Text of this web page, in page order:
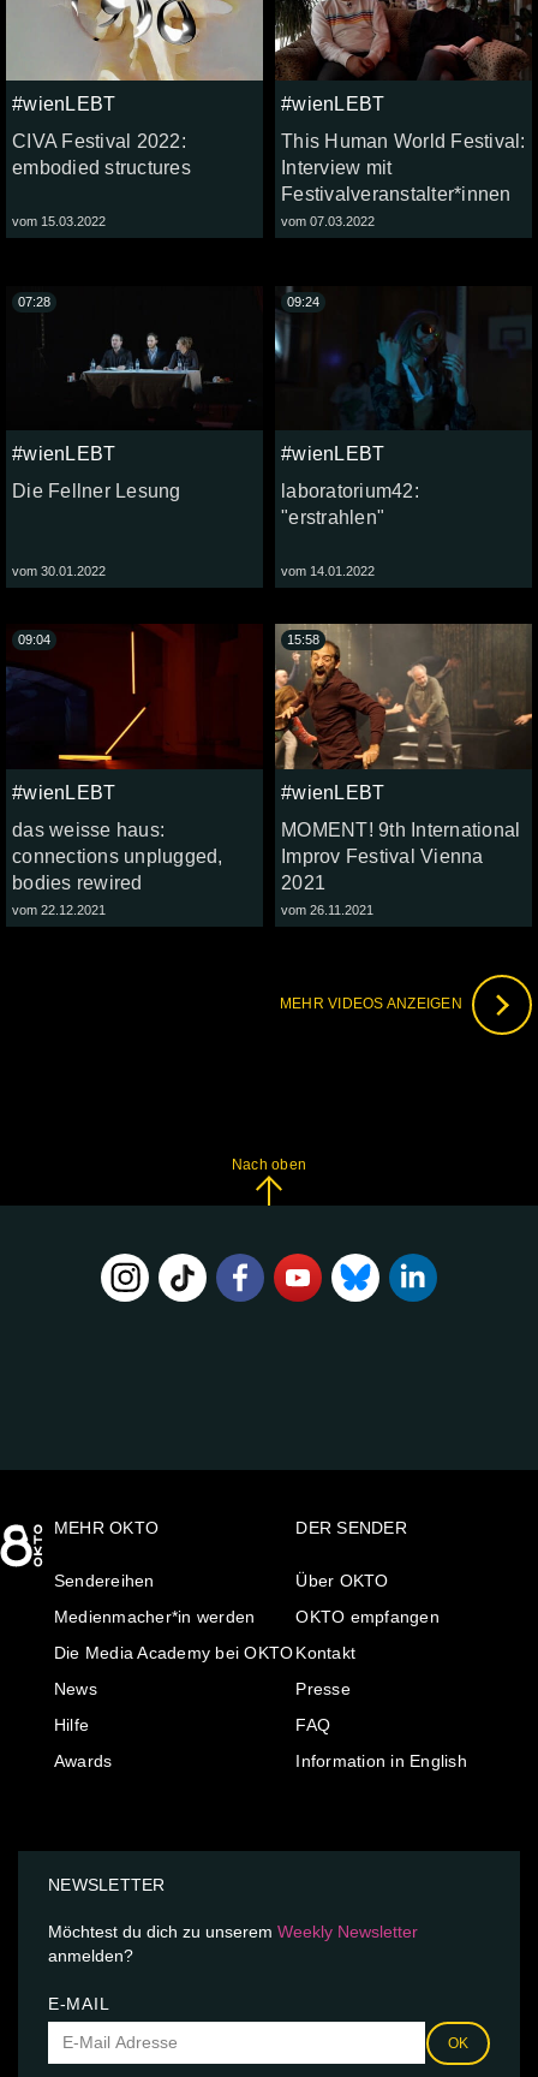
#wienLEBT
CIVA Festival 2022:
embodied structures
vom 15.03.2022
#wienLEBT
This Human World Festival:
Interview mit
Festivalveranstalter*innen
vom 07.03.2022
#wienLEBT
Die Fellner Lesung
vom 30.01.2022
07:28
#wienLEBT
laboratorium42:
"erstrahlen"
vom 14.01.2022
09:24
#wienLEBT
das weisse haus:
connections unplugged,
bodies rewired
vom 22.12.2021
09:04
#wienLEBT
MOMENT! 9th International
Improv Festival Vienna
2021
vom 26.11.2021
15:58
MEHR VIDEOS ANZEIGEN
Nach oben
MEHR OKTO
Sendereihen
Medienmacher*in werden
Die Media Academy bei OKTO
News
Hilfe
Awards
DER SENDER
Über OKTO
OKTO empfangen
Kontakt
Presse
FAQ
Information in English
NEWSLETTER
Möchtest du dich zu unserem Weekly Newsletter
anmelden?
E-MAIL
OK